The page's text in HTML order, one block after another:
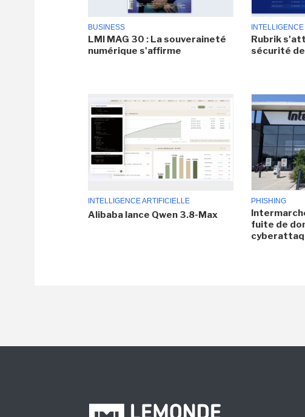
BUSINESS
LMI MAG 30 : La souveraineté
numérique s'affirme
Rubrik
sécurité
INTELLIGENCE ARTIFICIELLE
Alibaba lance Qwen 3.8-Max
PHISHING
fuite de